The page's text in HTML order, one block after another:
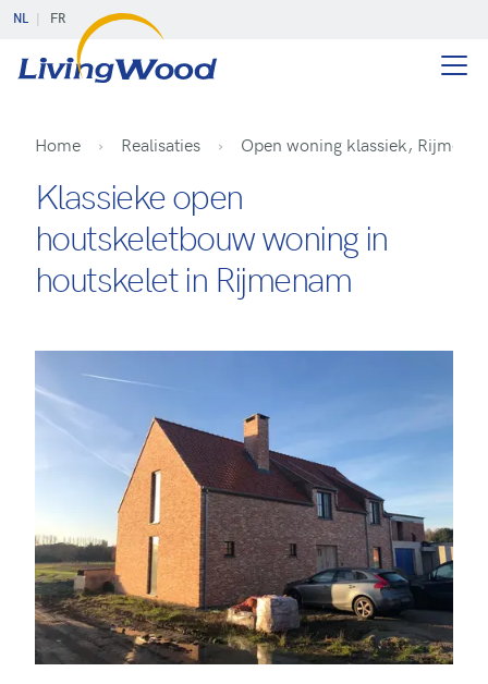
NL FR
Home Realisaties Open woning klassiek,
Klassieke open
houtskeletbouw woning in
houtskelet in Rijmenam